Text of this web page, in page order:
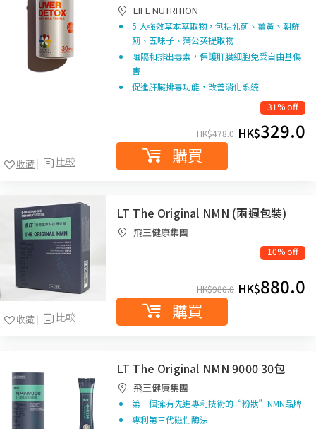
比較
收藏
LIFE NUTRITION
5 大強效草本萃取物，包括乳薊、薑黃、朝鮮
薊、五味子、蒲公英提取物
阻隔和排出毒素，保護肝臟細胞免受自由基傷
害
促進肝臟排毒功能，改善消化系統
31% off
HK$478.0 HK$329.0
購買
比較
收藏
LT The Original NMN (兩週包裝)
飛王健康集團
10% off
HK$980.0 HK$880.0
購買
LT The Original NMN 9000 30包
飛王健康集團
第一個擁有先進專利技術的“粉狀”NMN品牌
專利第三代磁性酶法